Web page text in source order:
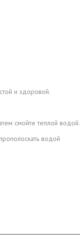
и здоровой.
смойте теплой водой.
водой